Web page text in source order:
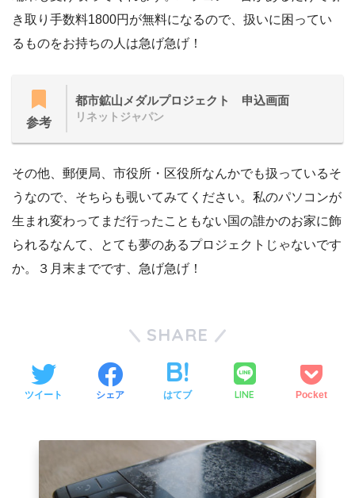
き取り手数料1800円が無料になるので、扱いに困ってい
るものをお持ちの人は急げ急げ！
参考
都市鉱山メダルプロジェクト 申込画面
リネットジャパン
その他、郵便局、市役所・区役所なんかでも扱っているそ
うなので、そちらも覗いてみてください。私のパソコンが
生まれ変わってまだ行ったこともない国の誰かのお家に飾
られるなんて、とても夢のあるプロジェクトじゃないです
か。３月末までです、急げ急げ！
SHARE
ツイート シェア はてブ LINE Pocket